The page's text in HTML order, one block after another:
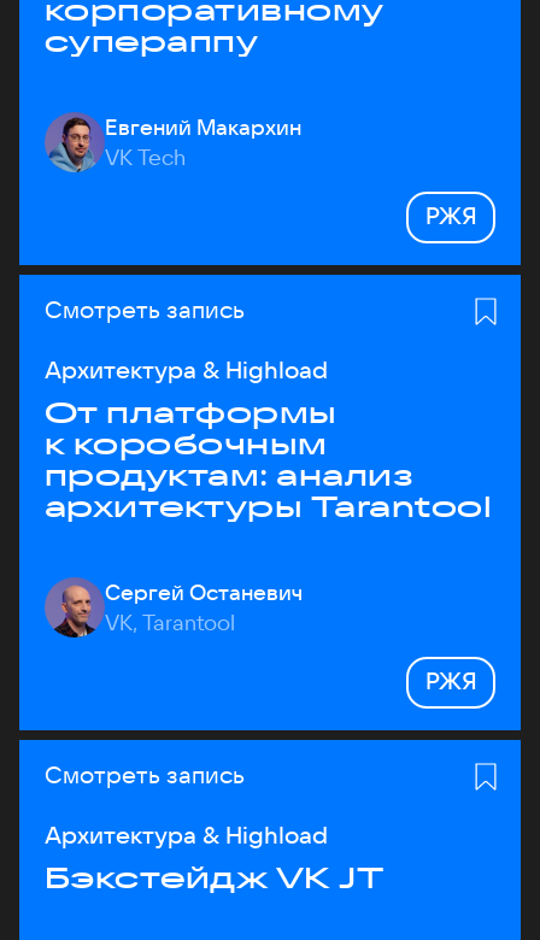
корпоративному
супераппу
Евгений Макархин
VK Tech
РЖЯ
Смотреть запись
Архитектура & Highload
От платформы
к коробочным
продуктам: анализ
архитектуры Tarantool
Сергей Останевич
VK, Tarantool
РЖЯ
Смотреть запись
Архитектура & Highload
Бэкстейдж VK JT